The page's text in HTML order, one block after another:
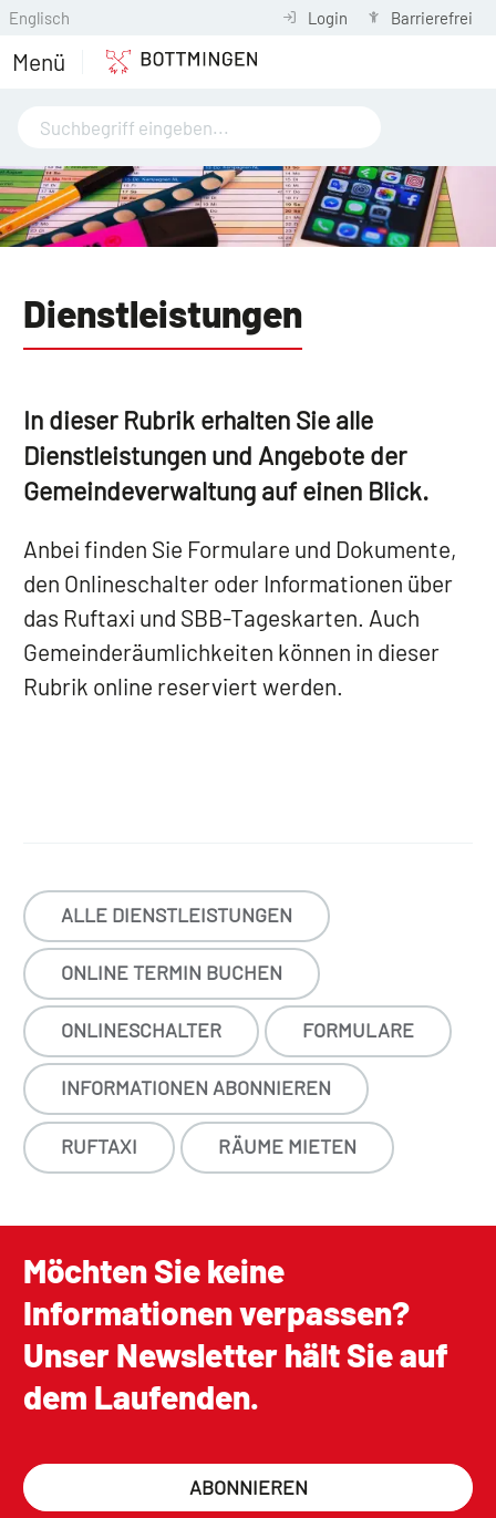
Englisch Login Barrierefrei
Menü
Dienstleistungen
In dieser Rubrik erhalten Sie alle
Dienstleistungen und Angebote der
Gemeindeverwaltung auf einen Blick.
Anbei finden Sie Formulare und Dokumente,
den Onlineschalter oder Informationen über
das Ruftaxi und SBB-Tageskarten. Auch
Gemeinderäumlichkeiten können in dieser
Rubrik online reserviert werden.
ALLE DIENSTLEISTUNGEN
ONLINE TERMIN BUCHEN
ONLINESCHALTER FORMULARE
INFORMATIONEN ABONNIEREN
RUFTAXI RÄUME MIETEN
Möchten Sie keine
Informationen verpassen?
Unser Newsletter hält Sie auf
dem Laufenden.
ABONNIEREN